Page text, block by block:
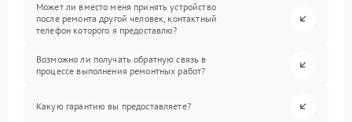
Может ли вместо меня принять устройство
после ремонта другой человек, контактный
телефон которого я предоставлю?
Возможно ли получать обратную связь в
процессе выполнения ремонтных работ?
Какую гарантию вы предоставляете?